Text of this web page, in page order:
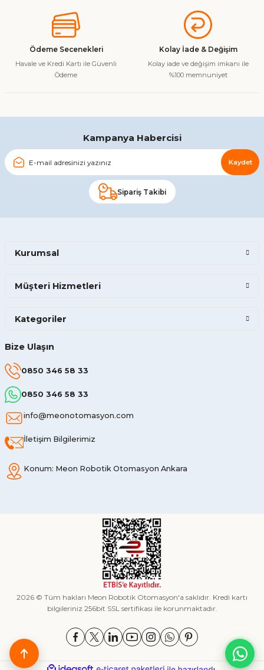
Ürün bilgilerinde hatalar bulunuyor.
Ürün fiyatı diğer sitelerden daha pahalı.
Gönder
Ödeme Secenekleri
Havale ve Kredi Kartı ile Güvenli
Ödeme
Kolay İade & Değişim
Kolay iade ve değişim imkanı ile
%100 memnuniyet
Kampanya Habercisi
Kaydet
Sipariş Takibi
Bize Ulaşın
0850 346 58 33
0850 346 58 33
info@meonotomasyon.com
İletişim Bilgilerimiz
Konum: Meon Robotik Otomasyon Ankara
Kurumsal
Müşteri Hizmetleri
Kategoriler
2026 © Tüm hakları Meon Robotik Otomasyon'a saklıdır. Kredi kartı
bilgileriniz 256bit SSL sertifikası ile korunmaktadır.
ideasoft